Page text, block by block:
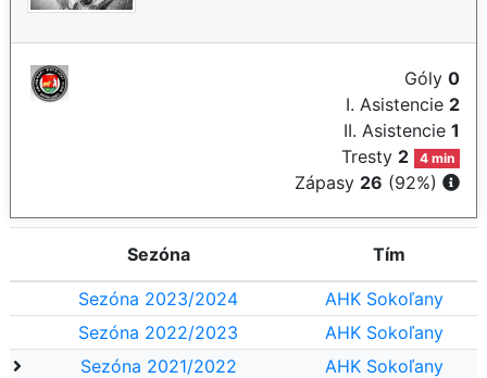
Góly 0
I. Asistencie 2
II. Asistencie 1
Tresty 2 4 min
Zápasy 26 (92%)
Sezóna Tím
Sezóna 2023/2024
AHK Sokoľany
Sezóna 2022/2023
AHK Sokoľany
Sezóna 2021/2022
AHK Sokoľany